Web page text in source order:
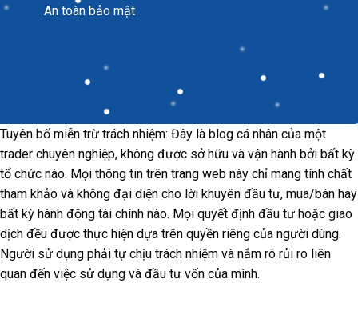
An toàn bảo mật
Tuyên bố miễn trừ trách nhiệm: Đây là blog cá nhân của một
trader chuyên nghiệp, không được sở hữu và vận hành bởi bất kỳ
tổ chức nào. Mọi thông tin trên trang web này chỉ mang tính chất
tham khảo và không đại diện cho lời khuyên đầu tư, mua/bán hay
bất kỳ hành động tài chính nào. Mọi quyết định đầu tư hoặc giao
dịch đều được thực hiện dựa trên quyền riêng của người dùng.
Người sử dụng phải tự chịu trách nhiệm và nắm rõ rủi ro liên
quan đến việc sử dụng và đầu tư vốn của mình.